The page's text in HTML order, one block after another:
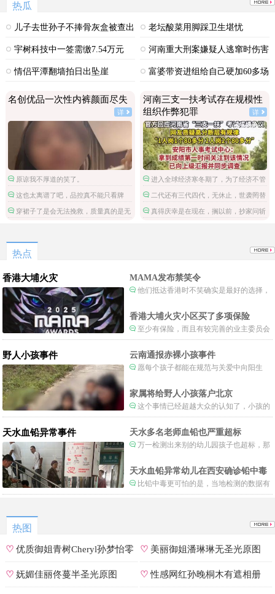
热瓜
儿子去世孙子不捧骨灰盒被查出
非亲生
老坛酸菜用脚踩卫生堪忧
宇树科技中一签需缴7.54万元
河南重大刑案嫌疑人逃窜时伤害
多人
情侣平潭翻墙拍日出坠崖
富婆带资进组给自己硬加60多场
名创优品一次性内裤颜面尽失
详
原谅我不厚道的笑了。
这也太离谱了吧，品控真不能只看牌
子。穿裙子了是会无法挽救，质量真的是无
河南三支一扶考试存在规模性
组织作弊犯罪
详
进入全球经济寒冬期了，为了经济不管
是什么群体都拼命搞钱了。
二代还有三代四代，无休止，世袭罔替
不过如此。
真得庆幸是在现在，搁以前，抄家问斩
热点
香港大埔火灾 MAMA发布禁笑令
他们抵达香港时不笑确实是最好的选择，
一种保护吧。
香港大埔火灾小区买了多项保险
至少有保险，而且有较完善的业主委员会
制度。
野人小孩事件 云南通报赤裸小孩事件
愿每个孩子都能在规范与关爱中向阳生
家属将给野人小孩落户北京
这个事情已经超越大众的认知了，小孩的
形体和状态已经畸形了，得尽快送医。
天水血铅异常事件 天水多名老师血铅也严重超标
万一检测出来别的幼儿园孩子也超标，那
天水血铅异常幼儿在西安确诊铅中毒
比铅中毒更可怕的是，当地检测的数据有
可能被造假。
热图
♡优质御姐青树Cheryl孙梦怡零
遮罩私拍
♡ 美丽御姐潘琳琳无圣光原图
♡妩媚佳丽佟蔓半圣光原图 ♡性感网红孙晚桐木有遮相册